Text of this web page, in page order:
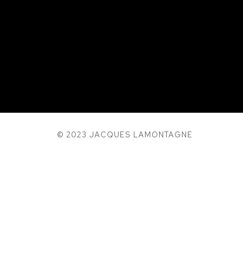
© 2023 JACQUES LAMONTAGNE